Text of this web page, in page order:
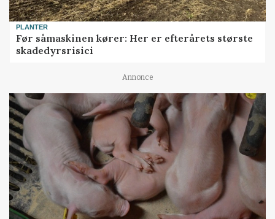
PLANTER
Før såmaskinen kører: Her er efterårets største
skadedyrsrisici
Annonce